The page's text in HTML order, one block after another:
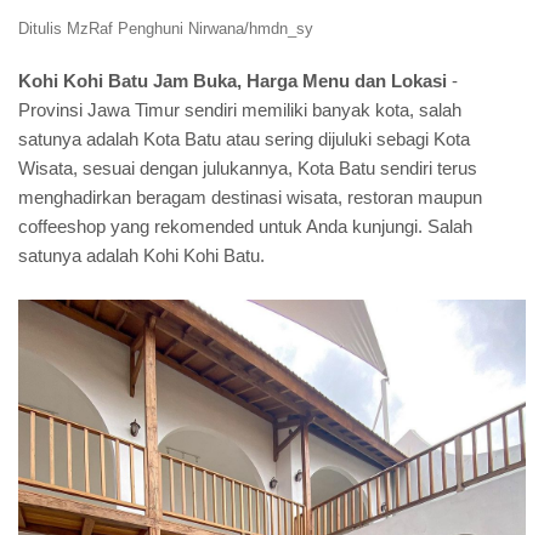
Ditulis MzRaf Penghuni Nirwana/hmdn_sy
Kohi Kohi Batu Jam Buka, Harga Menu dan Lokasi -
Provinsi Jawa Timur sendiri memiliki banyak kota, salah
satunya adalah Kota Batu atau sering dijuluki sebagi Kota
Wisata, sesuai dengan julukannya, Kota Batu sendiri terus
menghadirkan beragam destinasi wisata, restoran maupun
coffeeshop yang rekomended untuk Anda kunjungi. Salah
satunya adalah Kohi Kohi Batu.